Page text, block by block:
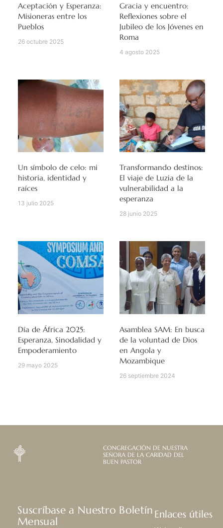
Aceptación y Esperanza:
Misioneras entre los
Pueblos
26 octubre 2025
Gracia y encuentro:
Reflexiones sobre el
Jubileo de los Jóvenes en
Roma
4 agosto 2025
Un símbolo de celo: mi
historia, identidad y
raíces
13 julio 2025
Transformando destinos:
El viaje de Luzia de la
vulnerabilidad a la
esperanza
28 junio 2025
Día de África 2025:
Esperanza, Sinodalidad y
Empoderamiento
29 mayo 2025
Asamblea SAM: En busca
de la voluntad de Dios
en Angola y
Mozambique
26 septiembre 2024
CONGREGACIÓN DE NUESTRA
SEÑORA DE LA CARIDAD DEL
BUEN PASTOR
Suscríbase a Nuestro Boletín
Mensual
Enlaces útiles